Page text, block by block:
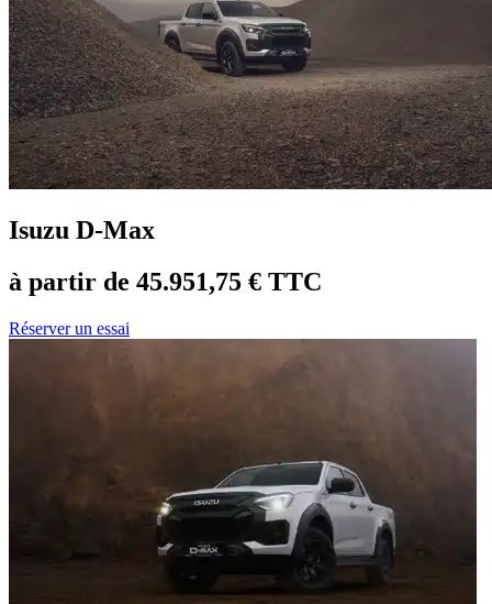
Isuzu D-Max
à partir de 45.951,75 € TTC
Réserver un essai